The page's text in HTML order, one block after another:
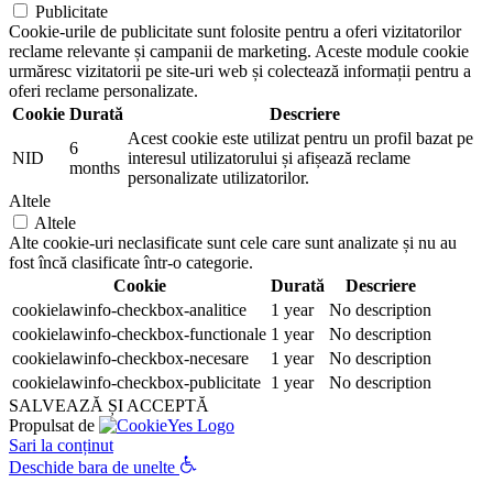
Publicitate
Cookie-urile de publicitate sunt folosite pentru a oferi vizitatorilor
reclame relevante și campanii de marketing. Aceste module cookie
urmăresc vizitatorii pe site-uri web și colectează informații pentru a
oferi reclame personalizate.
Cookie Durată Descriere
NID
6
months
Acest cookie este utilizat pentru un profil bazat pe
interesul utilizatorului și afișează reclame
personalizate utilizatorilor.
Altele
Altele
Alte cookie-uri neclasificate sunt cele care sunt analizate și nu au
fost încă clasificate într-o categorie.
Cookie
Durată
Descriere
cookielawinfo-checkbox-analitice
1 year
No description
cookielawinfo-checkbox-functionale 1 year
No description
cookielawinfo-checkbox-necesare
1 year
No description
cookielawinfo-checkbox-publicitate 1 year
No description
SALVEAZĂ ȘI ACCEPTĂ
Propulsat de
Sari la conținut
Deschide bara de unelte